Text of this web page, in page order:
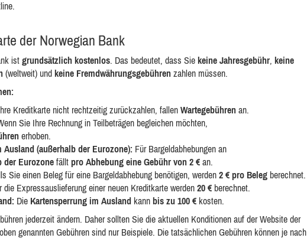
der Norwegian Bank
ist grundsätzlich kostenlos. Das bedeutet, dass Sie keine Jahresgebühr, keine
(weltweit) und keine Fremdwährungsgebühren zahlen müssen.
Kreditkarte nicht rechtzeitig zurückzahlen, fallen Wartegebühren an.
Sie Ihre Rechnung in Teilbeträgen begleichen möchten,
erhoben.
(außerhalb der Eurozone): Für Bargeldabhebungen an
der Eurozone fällt pro Abhebung eine Gebühr von 2 € an.
Sie einen Beleg für eine Bargeldabhebung benötigen, werden 2 € pro Beleg berechnet.
die Expressauslieferung einer neuen Kreditkarte werden 20 € berechnet.
Die Kartensperrung im Ausland kann bis zu 100 € kosten.
jederzeit ändern. Daher sollten Sie die aktuellen Konditionen auf der Website der
genannten Gebühren sind nur Beispiele. Die tatsächlichen Gebühren können je nach